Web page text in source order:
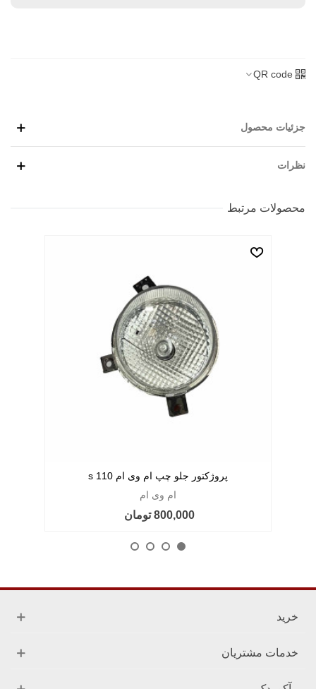
QR code
جزئیات محصول
نظرات
محصولات مرتبط
پروژکتور جلو چپ ام وی ام 110 s
ام وی ام
800,000 تومان
خرید
خدمات مشتریان